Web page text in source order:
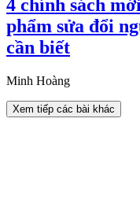
4 chính sách
phẩm sửa đổi
cần biết
Minh Hoàng
Xem tiếp các bài khác